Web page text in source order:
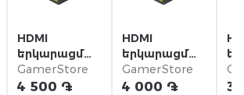
HDMI
երկարացման
մալուխ 3մ
GamerStore
4 500 ֏
HDMI
երկարացման
մալուխ 2մ
GamerStore
4 000 ֏ 3